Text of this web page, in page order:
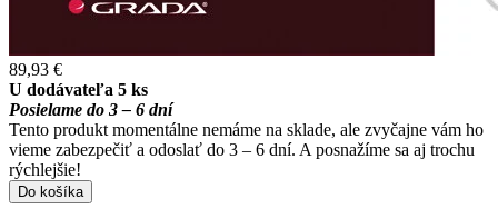
89,93 €
U dodávateľa 5 ks
Posielame do 3 – 6 dní
Tento produkt momentálne nemáme na sklade, ale zvyčajne vám ho
vieme zabezpečiť a odoslať do 3 – 6 dní. A posnažíme sa aj trochu
rýchlejšie!
Do košíka